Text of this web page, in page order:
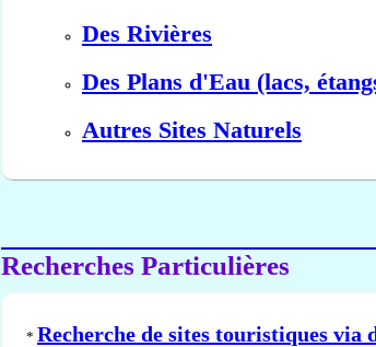
Des Rivières
Des Plans d'Eau (lacs,
Autres Sites Naturels
Recherches Particulières
* Recherche de sites touristiques via